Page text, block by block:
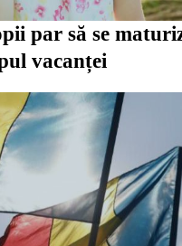
par să se
vacanței